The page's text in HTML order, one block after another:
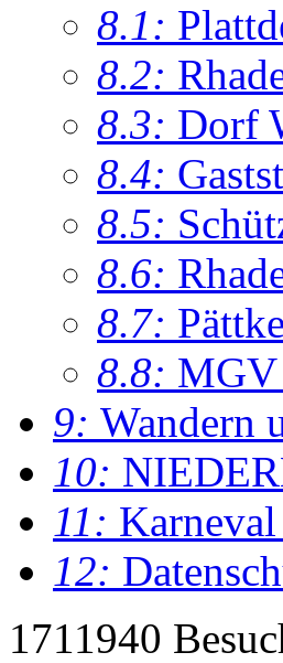
8.1:
8.2:
8.3: Dorf
8.4:
8.5:
8.6:
8.7:
8.8: MGV
9: Wandern
10:
11:
12:
1711940